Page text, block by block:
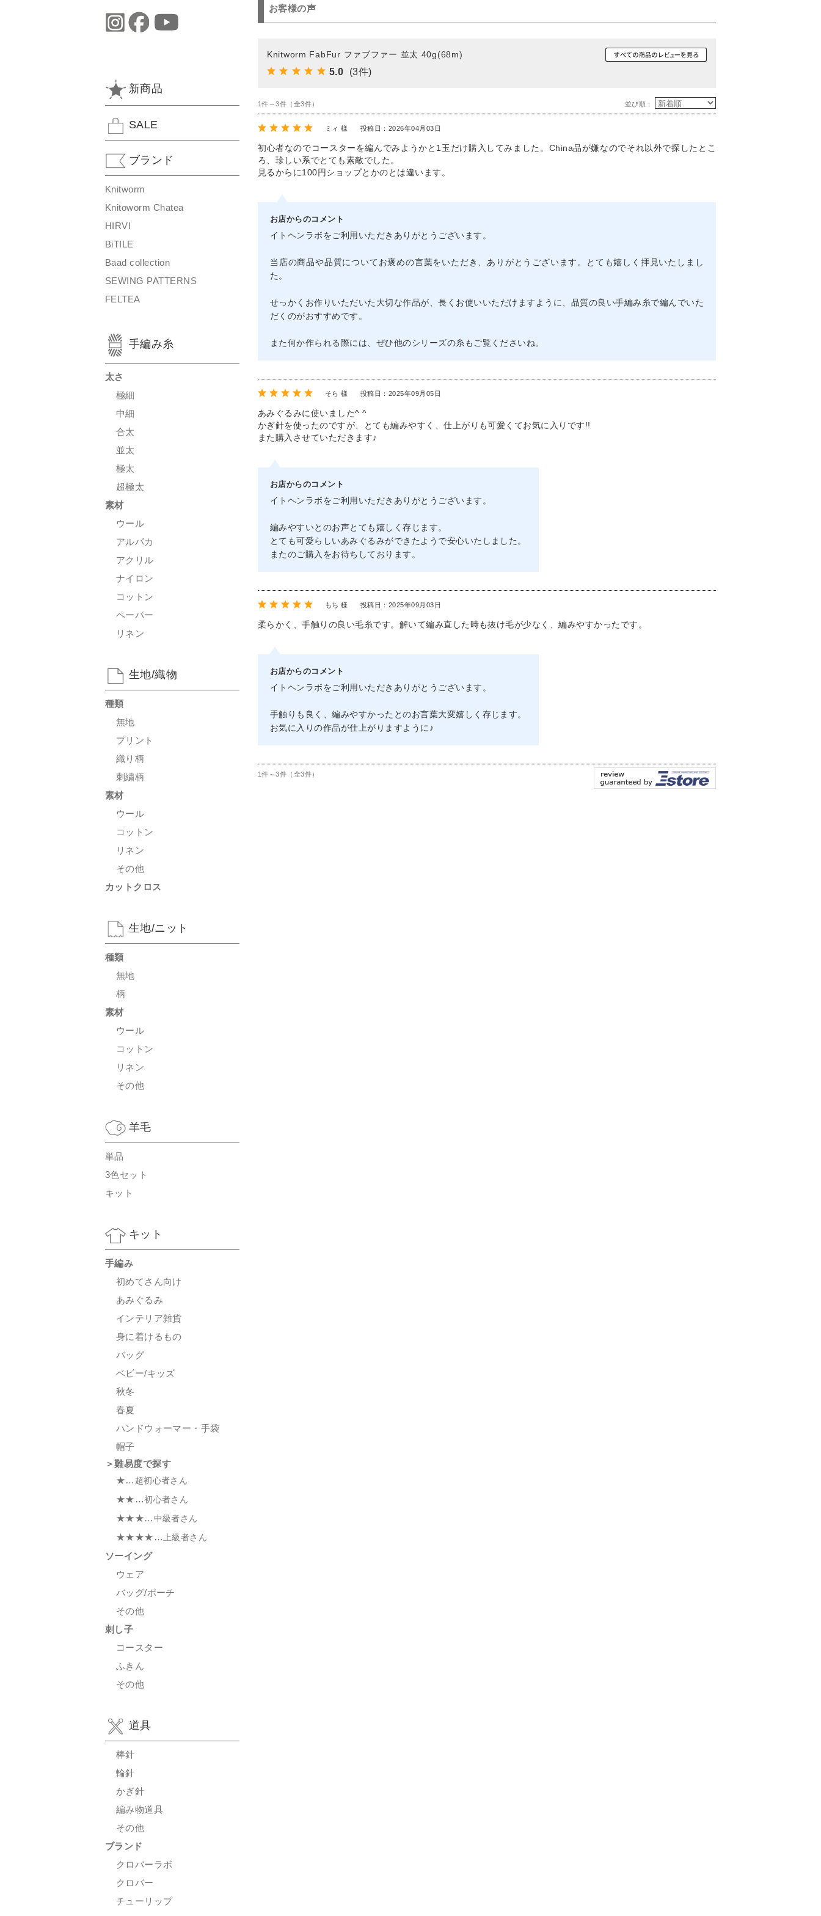
お客様の声
Knitworm FabFur ファブファー 並太 40g(68m)
5.0 (3件)
1件～3件（全3件） 並び順：
ミィ 様 投稿日：2026年04月03日
初心者なのでコースターを編んでみようかと1玉だけ購入してみました。China品が嫌なのでそれ以外で探したとこ
ろ、珍しい系でとても素敵でした。
見るからに100円ショップとかのとは違います。
お店からのコメント
イトヘンラボをご利用いただきありがとうございます。
当店の商品や品質についてお褒めの言葉をいただき、ありがとうございます。とても嬉しく拝見いたしまし
た。
せっかくお作りいただいた大切な作品が、長くお使いいただけますように、品質の良い手編み糸で編んでいた
だくのがおすすめです。
また何か作られる際には、ぜひ他のシリーズの糸もご覧くださいね。
そら 様 投稿日：2025年09月05日
あみぐるみに使いました^ ^
かぎ針を使ったのですが、とても編みやすく、仕上がりも可愛くてお気に入りです!!
また購入させていただきます♪
お店からのコメント
イトヘンラボをご利用いただきありがとうございます。
編みやすいとのお声とても嬉しく存じます。
とても可愛らしいあみぐるみができたようで安心いたしました。
またのご購入をお待ちしております。
もち 様 投稿日：2025年09月03日
柔らかく、手触りの良い毛糸です。解いて編み直した時も抜け毛が少なく、編みやすかったです。
お店からのコメント
イトヘンラボをご利用いただきありがとうございます。
手触りも良く、編みやすかったとのお言葉大変嬉しく存じます。
お気に入りの作品が仕上がりますように♪
1件～3件（全3件）
新商品
SALE
ブランド
Knitworm
Knitoworm Chatea
HIRVI
BiTILE
Baad collection
SEWING PATTERNS
FELTEA
手編み糸
太さ
極細
中細
合太
並太
極太
超極太
素材
ウール
アルパカ
アクリル
ナイロン
コットン
ペーパー
リネン
生地/織物
種類
無地
プリント
織り柄
刺繍柄
素材
ウール
コットン
リネン
その他
カットクロス
生地/ニット
種類
無地
柄
素材
ウール
コットン
リネン
その他
羊毛
単品
3色セット
キット
キット
手編み
初めてさん向け
あみぐるみ
インテリア雑貨
身に着けるもの
バッグ
ベビー/キッズ
秋冬
春夏
ハンドウォーマー・手袋
帽子
＞難易度で探す
★… 超初心者さん
★★…初心者さん
★★★… 中級者さん
★★★★… 上級者さん
ソーイング
ウェア
バッグ/ポーチ
その他
刺し子
コースター
ふきん
その他
道具
棒針
輪針
かぎ針
編み物道具
その他
ブランド
クロバーラボ
クロバー
チューリップ